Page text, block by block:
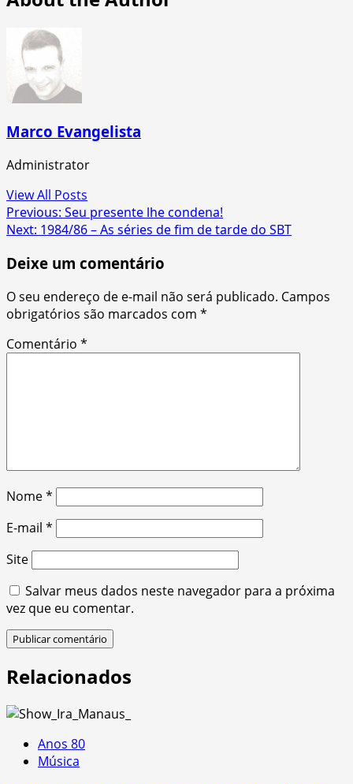
Marco Evangelista
Administrator
View All Posts
Post
navigation
Previous: Seu presente lhe condena!
Next: 1984/86 – As séries de fim de tarde do SBT
Deixe um comentário
O seu endereço de e-mail não será publicado. Campos
obrigatórios são marcados com *
Comentário *
Nome*
E-mail *
Site
Salvar meus dados neste navegador para a próxima
vez que eu comentar.
Relacionados
Anos 80
Música